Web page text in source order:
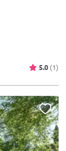
5.0 (1)